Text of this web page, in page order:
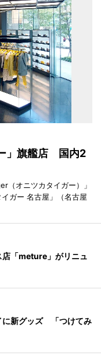
」旗艦店 国内2
（オニツカタイガー）」
ガー 名古屋」（名古屋
店「meture」がリニュ
に新グッズ 「つけてみ